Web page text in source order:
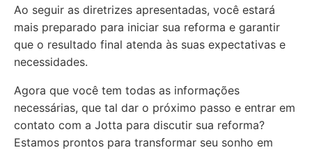
Ao seguir as diretrizes apresentadas, você estará
mais preparado para iniciar sua reforma e garantir
que o resultado final atenda às suas expectativas e
necessidades.
Agora que você tem todas as informações
necessárias, que tal dar o próximo passo e entrar em
contato com a Jotta para discutir sua reforma?
Estamos prontos para transformar seu sonho em